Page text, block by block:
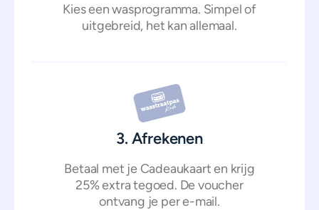
Kies een wasprogramma. Simpel of
uitgebreid, het kan allemaal.
3. Afrekenen
Betaal met je Cadeaukaart en krijg
25% extra tegoed. De voucher
ontvang je per e-mail.